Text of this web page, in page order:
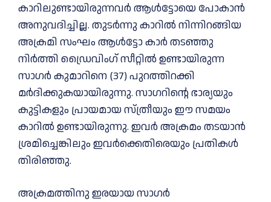
കാറിലുണ്ടായിരുന്നവര്‍ ആൾട്ടോയെ പോകാൻ
അനുവദിച്ചില്ല. തുടര്‍ന്നു കാറില്‍ നിന്നിറങ്ങിയ
അക്രമി സംഘം ആൾട്ടോ കാര്‍ തടഞ്ഞു
നിര്‍ത്തി ഡ്രൈവിംഗ് സീറ്റില്‍ ഉണ്ടായിരുന്ന
സാഗർ കുമാറിനെ (37) പുറത്തിറക്കി
മർദിക്കുകയായിരുന്നു. സാഗറിന്റെ ഭാര്യയും
കുട്ടികളും പ്രായമായ സ്ത്രീയും ഈ സമയം
കാറിൽ ഉണ്ടായിരുന്നു. ഇവർ അക്രമം തടയാൻ
ശ്രമിച്ചെങ്കിലും ഇവർക്കെതിരെയും പ്രതികൾ
തിരിഞ്ഞു.
അക്രമത്തിനു ഇരയായ സാഗർ